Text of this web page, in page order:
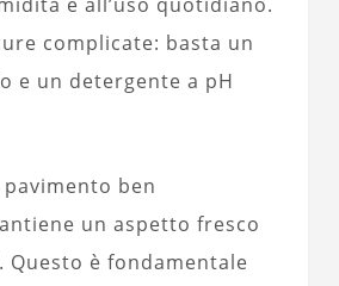
complicate: basta un
e un detergente a pH
ben
un aspetto fresco
è fondamentale